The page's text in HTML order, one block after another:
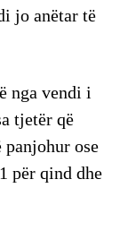
jo anëtar të
nga vendi i
tjetër që
ose
për qind dhe